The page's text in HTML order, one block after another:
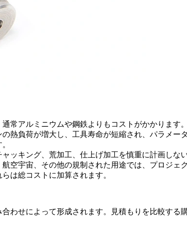
常アルミニウムや鋼鉄よりもコストがかかりま
熱負荷が増大し、工具寿命が短縮され、パラメ
ッキング、荒加工、仕上げ加工を慎重に計画し
空宇宙、その他の規制された用途では、プロジェ
は総コストに加算されます。
わせによって形成されます。見積もりを比較す